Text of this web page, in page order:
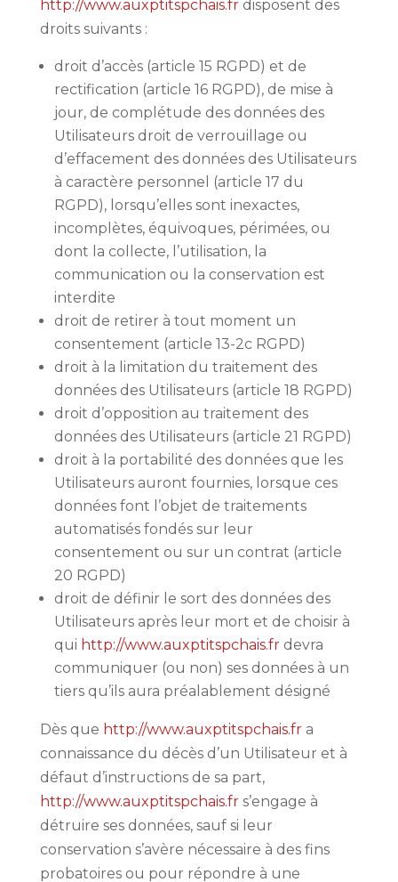
http://www.auxptitspchais.frdisposent des
droits suivants :
droit d’accès (article 15 RGPD) et de
rectification (article 16 RGPD), de mise à
jour, de complétude des données des
Utilisateurs droit de verrouillage ou
d’effacement des données des Utilisateurs
à caractère personnel (article 17 du
RGPD), lorsqu’elles sont inexactes,
incomplètes, équivoques, périmées, ou
dont la collecte, l’utilisation, la
communication ou la conservation est
interdite
droit de retirer à tout moment un
consentement (article 13-2c RGPD)
droit à la limitation du traitement des
données des Utilisateurs (article 18 RGPD)
droit d’opposition au traitement des
données des Utilisateurs (article 21 RGPD)
droit à la portabilité des données que les
Utilisateurs auront fournies, lorsque ces
données font l’objet de traitements
automatisés fondés sur leur
consentement ou sur un contrat (article
20 RGPD)
droit de définir le sort des données des
Utilisateurs après leur mort et de choisir à
qui http://www.auxptitspchais.frdevra
communiquer (ou non) ses données à un
tiers qu’ils aura préalablement désigné
Dès que http://www.auxptitspchais.fra
connaissance du décès d’un Utilisateur et à
défaut d’instructions de sa part,
http://www.auxptitspchais.frs’engage à
détruire ses données, sauf si leur
conservation s’avère nécessaire à des fins
probatoires ou pour répondre à une